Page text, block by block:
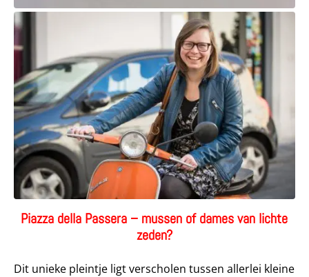
Piazza della Passera – mussen of dames van lichte
zeden?
Dit unieke pleintje ligt verscholen tussen allerlei kleine